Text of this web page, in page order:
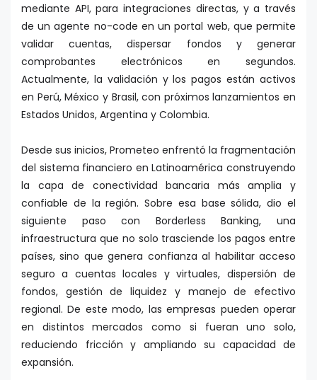
mediante API, para integraciones directas, y a través
de un agente no-code en un portal web, que permite
validar cuentas, dispersar fondos y generar
comprobantes electrónicos en segundos.
Actualmente, la validación y los pagos están activos
en Perú, México y Brasil, con próximos lanzamientos en
Estados Unidos, Argentina y Colombia.
Desde sus inicios, Prometeo enfrentó la fragmentación
del sistema financiero en Latinoamérica construyendo
la capa de conectividad bancaria más amplia y
confiable de la región. Sobre esa base sólida, dio el
siguiente paso con Borderless Banking, una
infraestructura que no solo trasciende los pagos entre
países, sino que genera confianza al habilitar acceso
seguro a cuentas locales y virtuales, dispersión de
fondos, gestión de liquidez y manejo de efectivo
regional. De este modo, las empresas pueden operar
en distintos mercados como si fueran uno solo,
reduciendo fricción y ampliando su capacidad de
expansión.